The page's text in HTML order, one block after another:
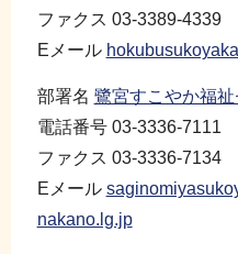
ファクス 03-3389-4339
Eメール
部署名 鷺宮すこやか福
電話番号 03-3336-7111
ファクス 03-3336-7134
Eメール
nakano.lg.jp